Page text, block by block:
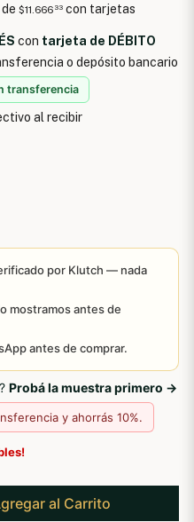
de$11.666 33 con tarjetas
con tarjeta de DÉBITO
o depósito bancario
transferencia
al recibir
por Klutch — nada
mostramos antes de
antes de comprar.
Probá la muestra primero →
y ahorrás 10%.
al Carrito